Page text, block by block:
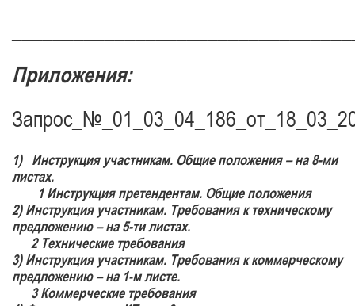
Приложения:
1) Инструкция участникам. Общие положения – на8-ми
листах.
1 Инструкция претендентам. Общие положения
2) Инструкция участникам. Требования к техническому
предложению –на 5-ти листах.
2 Технические требования
3) Инструкция участникам. Требования к коммерческому
предложению –на 1-м листе.
3 Коммерческие требования